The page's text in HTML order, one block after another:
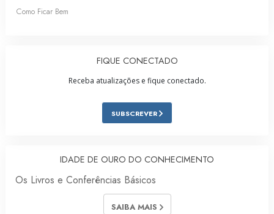
Como Ficar Bem
FIQUE CONECTADO
Receba atualizações e fique conectado.
SUBSCREVER
IDADE DE OURO DO CONHECIMENTO
Os Livros e Conferências Básicos
SAIBA MAIS